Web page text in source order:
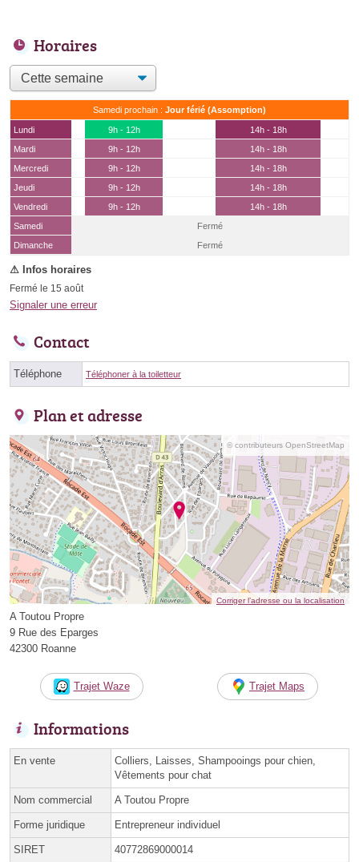
Horaires
Samedi prochain : Jour férié (Assomption)
Lundi 9h - 12h
14h - 18h
Mardi
9h - 12h
14h - 18h
Mercredi
9h - 12h
14h - 18h
Jeudi
9h - 12h
14h - 18h
Vendredi
9h - 12h
14h - 18h
Samedi
(15 août)
Fermé
Dimanche
Fermé
Fermé le 15 août
Signaler une erreur
Contact
Téléphone Téléphoner à la toiletteur
Plan et adresse
© contributeurs OpenStreetMap
Corriger l’adresse ou la localisation
A Toutou Propre
9 Rue des Eparges
42300 Roanne
Trajet Waze Trajet Maps
Informations
En vente
Colliers, Laisses, Shampooings pour chien,
Vêtements pour chat
Nom commercial A Toutou Propre
Forme juridique Entrepreneur individuel
SIRET 40772869000014